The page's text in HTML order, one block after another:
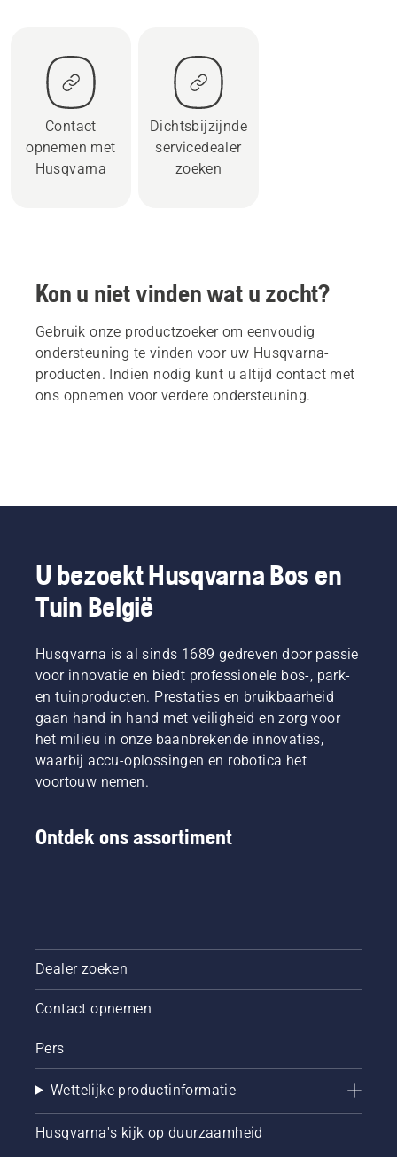
Contact
opnemen met
Husqvarna
Dichtsbijzijnde
servicedealer
zoeken
Kon u niet vinden wat u zocht?
Gebruik onze productzoeker om eenvoudig
ondersteuning te vinden voor uw Husqvarna-
producten. Indien nodig kunt u altijd contact met
ons opnemen voor verdere ondersteuning.
U bezoekt Husqvarna Bos en
Tuin België
Husqvarna is al sinds 1689 gedreven door passie
voor innovatie en biedt professionele bos-, park-
en tuinproducten. Prestaties en bruikbaarheid
gaan hand in hand met veiligheid en zorg voor
het milieu in onze baanbrekende innovaties,
waarbij accu-oplossingen en robotica het
voortouw nemen.
Ontdek ons assortiment
Dealer zoeken
Contact opnemen
Pers
Wettelijke productinformatie
Husqvarna's kijk op duurzaamheid